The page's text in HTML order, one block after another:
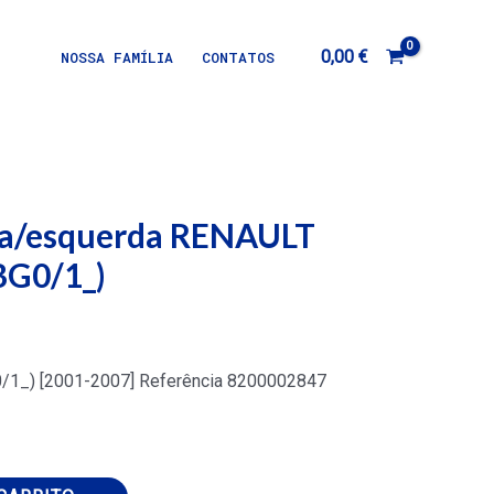
NOSSA FAMÍLIA CONTATOS 0,00 €
RENAULT
1_)
1_) [2001-2007] Referência 8200002847